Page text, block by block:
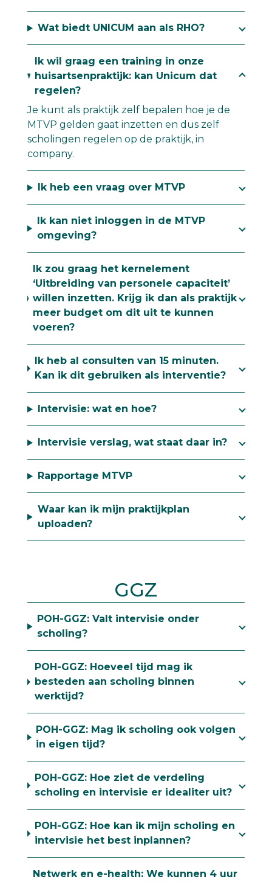
Wat biedt UNICUM aan als RHO?
Ik wil graag een training in onze
huisartsenpraktijk: kan Unicum dat
regelen?
Je kunt als praktijk zelf bepalen hoe je de
MTVP gelden gaat inzetten en dus zelf
scholingen regelen op de praktijk, in
company.
Ik heb een vraag over MTVP
Ik kan niet inloggen in de MTVP
omgeving?
Ik zou graag het kernelement
‘Uitbreiding van personele capaciteit’
willen inzetten. Krijg ik dan als praktijk
meer budget om dit uit te kunnen
voeren?
Ik heb al consulten van 15 minuten.
Kan ik dit gebruiken als interventie?
Intervisie: wat en hoe?
Intervisie verslag, wat staat daar in?
Rapportage MTVP
Waar kan ik mijn praktijkplan
uploaden?
GGZ
POH-GGZ: Valt intervisie onder
scholing?
POH-GGZ: Hoeveel tijd mag ik
besteden aan scholing binnen
werktijd?
POH-GGZ: Mag ik scholing ook volgen
in eigen tijd?
POH-GGZ: Hoe ziet de verdeling
scholing en intervisie er idealiter uit?
POH-GGZ: Hoe kan ik mijn scholing en
intervisie het best inplannen?
Netwerk en e-health: We kunnen 4 uur